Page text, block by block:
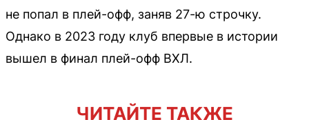
не попал в плей-офф, заняв 27-ю строчку.
Однако в 2023 году клуб впервые в истории
вышел в финал плей-офф ВХЛ.
ЧИТАЙТЕ ТАКЖЕ